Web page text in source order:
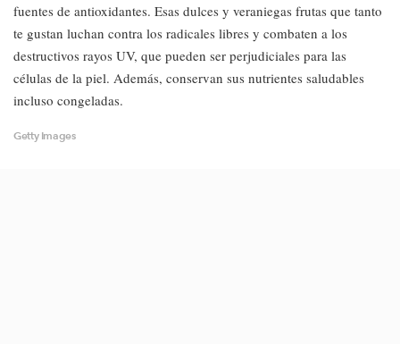
fuentes de antioxidantes. Esas dulces y veraniegas frutas que tanto
te gustan luchan contra los radicales libres y combaten a los
destructivos rayos UV, que pueden ser perjudiciales para las
células de la piel. Además, conservan sus nutrientes saludables
incluso congeladas.
Getty Images